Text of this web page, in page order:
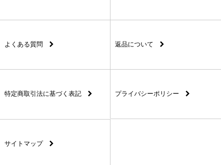
よくある質問 返品について
特定商取引法に基づく表記 プライバシーポリシー
サイトマップ